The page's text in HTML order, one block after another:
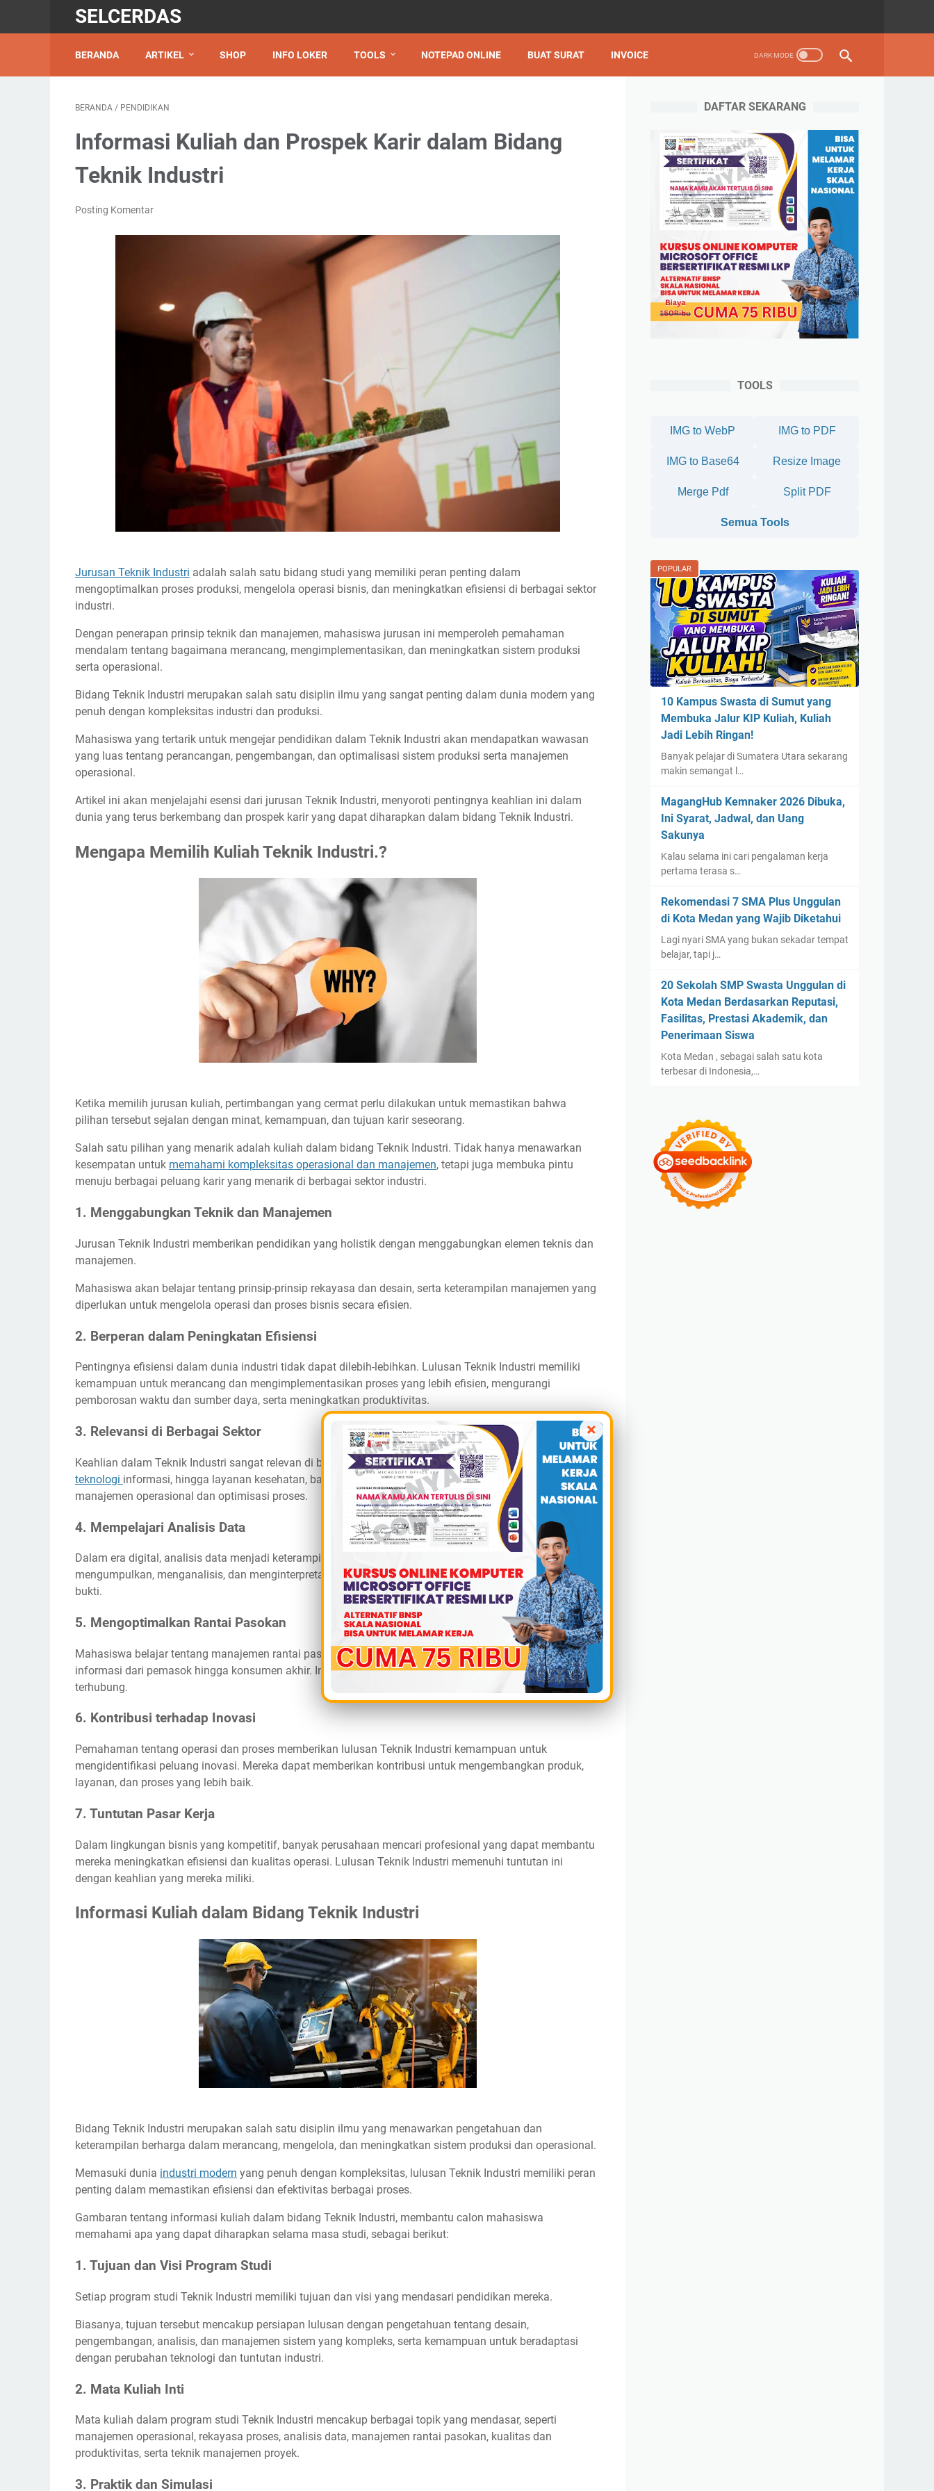
SELCERDAS
BERANDA ARTIKEL SHOP INFO LOKER TOOLS NOTEPAD ONLINE BUAT SURAT INVOICE
BERANDA / PENDIDIKAN
Informasi Kuliah dan Prospek Karir dalam Bidang
Teknik Industri
Posting Komentar
Jurusan Teknik Industri adalah salah satu bidang studi yang memiliki peran penting dalam
mengoptimalkan proses produksi, mengelola operasi bisnis, dan meningkatkan efisiensi di berbagai sektor
industri.
Dengan penerapan prinsip teknik dan manajemen, mahasiswa jurusan ini memperoleh pemahaman
mendalam tentang bagaimana merancang, mengimplementasikan, dan meningkatkan sistem produksi
serta operasional.
Bidang Teknik Industri merupakan salah satu disiplin ilmu yang sangat penting dalam dunia modern yang
penuh dengan kompleksitas industri dan produksi.
Mahasiswa yang tertarik untuk mengejar pendidikan dalam Teknik Industri akan mendapatkan wawasan
yang luas tentang perancangan, pengembangan, dan optimalisasi sistem produksi serta manajemen
operasional.
Artikel ini akan menjelajahi esensi dari jurusan Teknik Industri, menyoroti pentingnya keahlian ini dalam
dunia yang terus berkembang dan prospek karir yang dapat diharapkan dalam bidang Teknik Industri.
Mengapa Memilih Kuliah Teknik Industri.?
Ketika memilih jurusan kuliah, pertimbangan yang cermat perlu dilakukan untuk memastikan bahwa
pilihan tersebut sejalan dengan minat, kemampuan, dan tujuan karir seseorang.
Salah satu pilihan yang menarik adalah kuliah dalam bidang Teknik Industri. Tidak hanya menawarkan
kesempatan untuk memahami kompleksitas operasional dan manajemen, tetapi juga membuka pintu
menuju berbagai peluang karir yang menarik di berbagai sektor industri.
1. Menggabungkan Teknik dan Manajemen
Jurusan Teknik Industri memberikan pendidikan yang holistik dengan menggabungkan elemen teknis dan
manajemen.
Mahasiswa akan belajar tentang prinsip-prinsip rekayasa dan desain, serta keterampilan manajemen yang
diperlukan untuk mengelola operasi dan proses bisnis secara efisien.
2. Berperan dalam Peningkatan Efisiensi
Pentingnya efisiensi dalam dunia industri tidak dapat dilebih-lebihkan. Lulusan Teknik Industri memiliki
kemampuan untuk merancang dan mengimplementasikan proses yang lebih efisien, mengurangi
pemborosan waktu dan sumber daya, serta meningkatkan produktivitas.
3. Relevansi di Berbagai Sektor
Keahlian dalam Teknik Industri sangat relevan di berbagai sektor industri. Mulai dari manufaktur, logistik,
teknologi informasi, hingga layanan kesehatan, banyak industri memerlukan pemahaman tentang
manajemen operasional dan optimisasi proses.
4. Mempelajari Analisis Data
Dalam era digital, analisis data menjadi keterampilan penting. Mahasiswa Teknik Industri diajarkan untuk
mengumpulkan, menganalisis, dan menginterpretasi data untuk membuat keputusan yang didukung oleh
bukti.
5. Mengoptimalkan Rantai Pasokan
Mahasiswa belajar tentang manajemen rantai pasokan, yaitu bagaimana mengelola aliran material dan
informasi dari pemasok hingga konsumen akhir. Ini menjadi lebih penting dalam dunia yang semakin
terhubung.
6. Kontribusi terhadap Inovasi
Pemahaman tentang operasi dan proses memberikan lulusan Teknik Industri kemampuan untuk
mengidentifikasi peluang inovasi. Mereka dapat memberikan kontribusi untuk mengembangkan produk,
layanan, dan proses yang lebih baik.
7. Tuntutan Pasar Kerja
Dalam lingkungan bisnis yang kompetitif, banyak perusahaan mencari profesional yang dapat membantu
mereka meningkatkan efisiensi dan kualitas operasi. Lulusan Teknik Industri memenuhi tuntutan ini
dengan keahlian yang mereka miliki.
Informasi Kuliah dalam Bidang Teknik Industri
Bidang Teknik Industri merupakan salah satu disiplin ilmu yang menawarkan pengetahuan dan
keterampilan berharga dalam merancang, mengelola, dan meningkatkan sistem produksi dan operasional.
Memasuki dunia industri modern yang penuh dengan kompleksitas, lulusan Teknik Industri memiliki peran
penting dalam memastikan efisiensi dan efektivitas berbagai proses.
Gambaran tentang informasi kuliah dalam bidang Teknik Industri, membantu calon mahasiswa
memahami apa yang dapat diharapkan selama masa studi, sebagai berikut:
1. Tujuan dan Visi Program Studi
Setiap program studi Teknik Industri memiliki tujuan dan visi yang mendasari pendidikan mereka.
Biasanya, tujuan tersebut mencakup persiapan lulusan dengan pengetahuan tentang desain,
pengembangan, analisis, dan manajemen sistem yang kompleks, serta kemampuan untuk beradaptasi
dengan perubahan teknologi dan tuntutan industri.
2. Mata Kuliah Inti
Mata kuliah dalam program studi Teknik Industri mencakup berbagai topik yang mendasar, seperti
manajemen operasional, rekayasa proses, analisis data, manajemen rantai pasokan, kualitas dan
produktivitas, serta teknik manajemen proyek.
3. Praktik dan Simulasi
DAFTAR SEKARANG
TOOLS
IMG to WebP IMG to PDF
IMG to Base64 Resize Image
Merge Pdf Split PDF
Semua Tools
POPULAR
10 Kampus Swasta di Sumut yang
Membuka Jalur KIP Kuliah, Kuliah
Jadi Lebih Ringan!
Banyak pelajar di Sumatera Utara sekarang
makin semangat l…
MagangHub Kemnaker 2026 Dibuka,
Ini Syarat, Jadwal, dan Uang
Sakunya
Kalau selama ini cari pengalaman kerja
pertama terasa s…
Rekomendasi 7 SMA Plus Unggulan
di Kota Medan yang Wajib Diketahui
Lagi nyari SMA yang bukan sekadar tempat
belajar, tapi j…
20 Sekolah SMP Swasta Unggulan di
Kota Medan Berdasarkan Reputasi,
Fasilitas, Prestasi Akademik, dan
Penerimaan Siswa
Kota Medan , sebagai salah satu kota
terbesar di Indonesia,…
×